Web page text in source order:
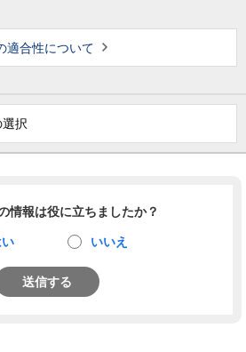
適合性について
選択
情報は役に立ちましたか？
いいえ
送信する